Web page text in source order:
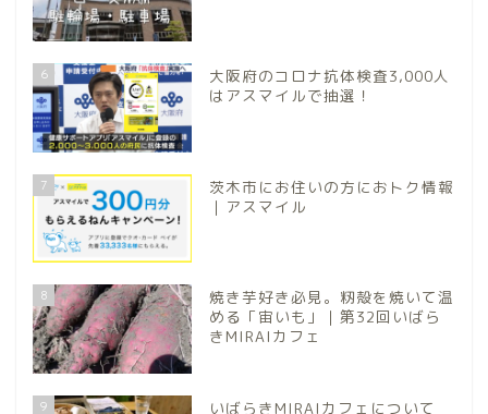
6
大阪府のコロナ抗体検査3,000人
はアスマイルで抽選！
7
茨木市にお住いの方におトク情報
｜アスマイル
8
焼き芋好き必見。籾殻を焼いて温
める「宙いも」｜第32回いばら
きMIRAIカフェ
9 いばらきMIRAIカフェについて